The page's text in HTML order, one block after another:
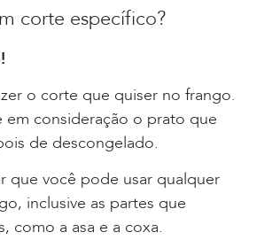
corte específico?
o corte que quiser no frango.
em consideração o prato que
de descongelado.
que você pode usar qualquer
inclusive as partes que
como a asa e a coxa.